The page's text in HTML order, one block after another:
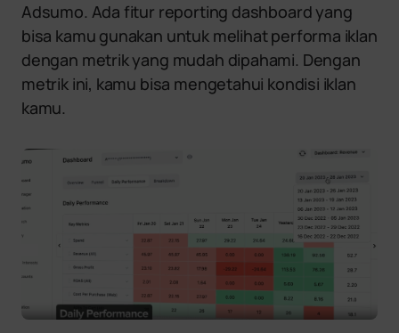
Adsumo. Ada fitur reporting dashboard yang
bisa kamu gunakan untuk melihat performa iklan
dengan metrik yang mudah dipahami. Dengan
metrik ini, kamu bisa mengetahui kondisi iklan
kamu.